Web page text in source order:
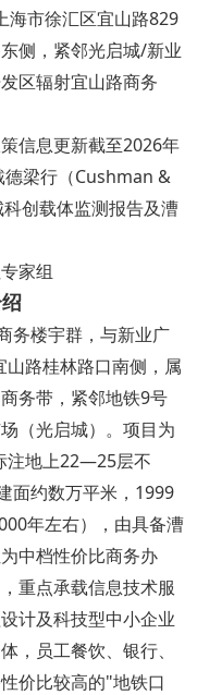
海市徐汇区宜山路829
侧，紧邻光启城/新业
区辐射宜山路商务
信息更新截至2026年
德梁行（Cushman &
创载体监测报告及漕
家组
务楼宇群，与新业广
路桂林路口南侧，属
务带，紧邻地铁9号
（光启城）。项目为
注地上22—25层不
面约数万平米，1999
年左右），由具备漕
中档性价比商务办
重点承载信息技术服
计及科技型中小企业
，员工餐饮、银行、
价比较高的"地铁口